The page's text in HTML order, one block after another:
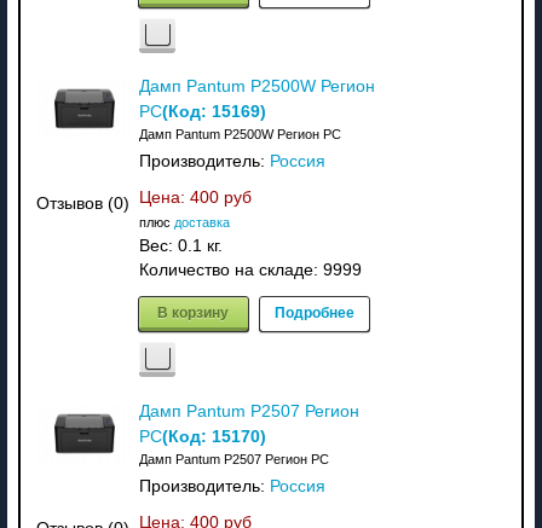
Отзывов (0)
Дамп Pantum P2500W Регион
PC(Код: 15169)
Дамп Pantum P2500W Регион PC
Производитель: Россия
Цена: 400 руб
плюс доставка
Вес: 0.1 кг.
Количество на складе: 9999
В корзину Подробнее
Дамп Pantum P2507 Регион
PC(Код: 15170)
Дамп Pantum P2507 Регион PC
Производитель: Россия
Цена: 400 руб